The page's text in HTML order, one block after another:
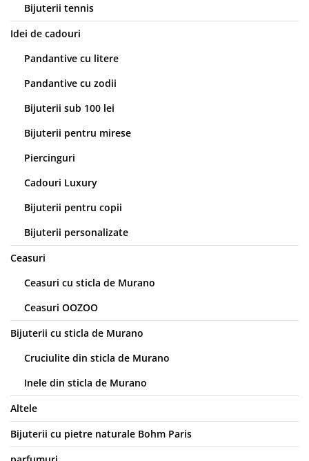
Bijuterii tennis
Idei de cadouri
Pandantive cu litere
Pandantive cu zodii
Bijuterii sub 100 lei
Bijuterii pentru mirese
Piercinguri
Cadouri Luxury
Bijuterii pentru copii
Bijuterii personalizate
Ceasuri
Ceasuri cu sticla de Murano
Ceasuri OOZOO
Bijuterii cu sticla de Murano
Cruciulite din sticla de Murano
Inele din sticla de Murano
Altele
Bijuterii cu pietre naturale Bohm Paris